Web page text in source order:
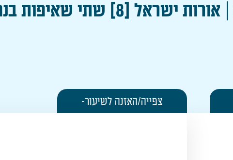
בנפש האדם שאיפת הטוב ושאיפת הרע
צפייה/האזנה לשיעור-